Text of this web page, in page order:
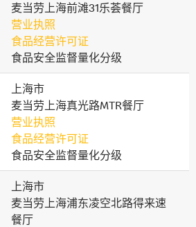
麦当劳上海前滩31乐荟餐厅
营业执照
食品经营许可证
食品安全监督量化分级
上海市
麦当劳上海真光路MTR餐厅
营业执照
食品经营许可证
食品安全监督量化分级
上海市
麦当劳上海浦东凌空北路得来速
餐厅